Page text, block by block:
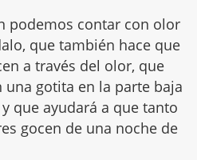
podemos contar con olor
que también hace que
a través del olor, que
gotita en la parte baja
que ayudará a que tanto
gocen de una noche de